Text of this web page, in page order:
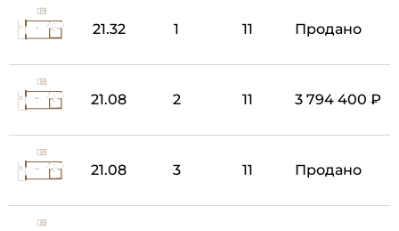
21.32 1 11 Продано
21.08 2 11 3 794 400 ₽
21.08 3 11 Продано